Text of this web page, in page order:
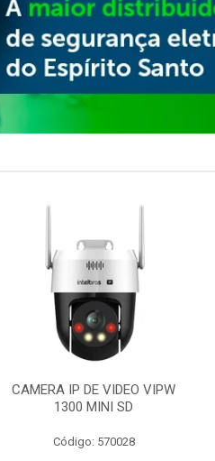
CAMERA IP DE VIDEO VIPW
1300 MINI SD
Código: 570028